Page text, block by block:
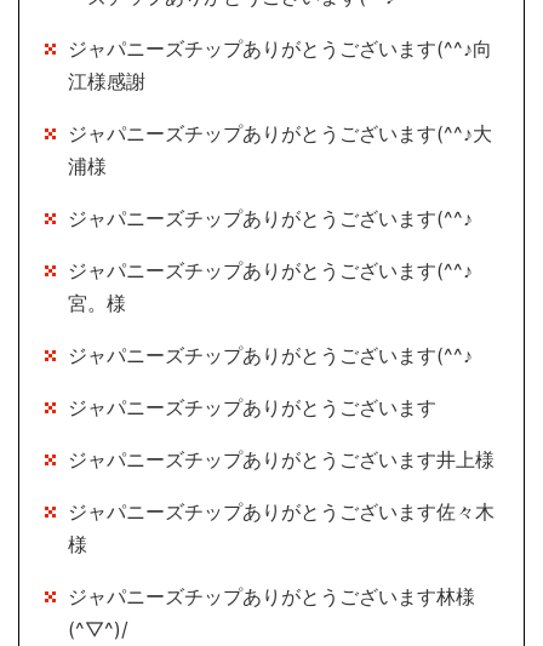
ジャパニーズチップありがとうございます(^^♪向
江様感謝
ジャパニーズチップありがとうございます(^^♪大
浦様
ジャパニーズチップありがとうございます(^^♪
ジャパニーズチップありがとうございます(^^♪
宮。様
ジャパニーズチップありがとうございます(^^♪
ジャパニーズチップありがとうございます
ジャパニーズチップありがとうございます井上様
ジャパニーズチップありがとうございます佐々木
様
ジャパニーズチップありがとうございます林様
(^▽^)/